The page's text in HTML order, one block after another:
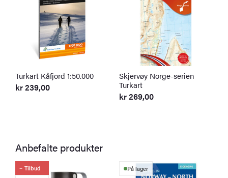
Turkart Kåfjord 1:50.000
kr239,00
Skjervøy Norge-serien
Turkart
kr269,00
Anbefalte produkter
Tilbud
På lager